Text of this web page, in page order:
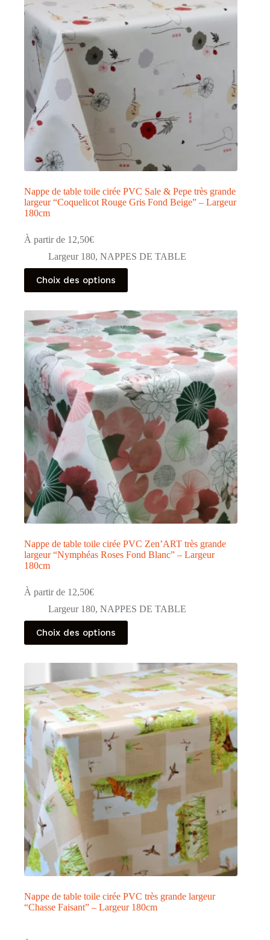
être
choisies
sur
page
du
produit
Nappe de table toile cirée PVC Sale & Pepe très grande
largeur “Coquelicot Rouge Gris Fond Beige” – Largeur
180cm
À partir de 12,50€
Largeur 180, NAPPES DE TABLE
Choix des options
Ce
produit
a
variations.
Les
options
peuvent
être
choisies
sur
la
page
du
produit
Nappe de table toile cirée PVC Zen’ART très grande
largeur “Nymphéas Roses Fond Blanc” – Largeur
180cm
À partir de 12,50€
Largeur 180, NAPPES DE TABLE
Choix des options
Ce
produit
a
options
peuvent
être
choisies
sur
la
page
du
produit
Nappe de table toile cirée PVC très grande largeur
“Chasse Faisant” – Largeur 180cm